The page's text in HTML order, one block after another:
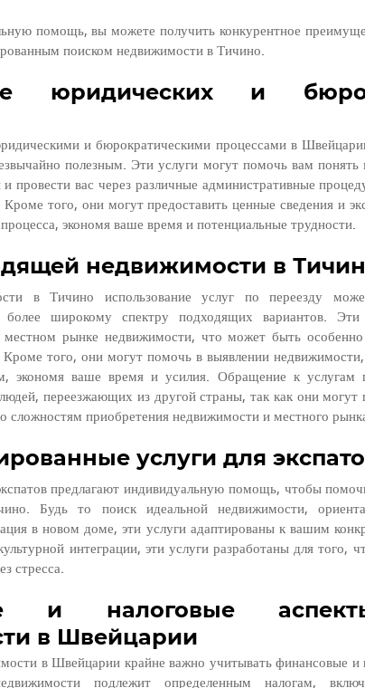
помощь, вы можете получить конкурентное
поиском недвижимости в Тичино.
юридических и
и бюрократическими процессами в
полезным. Эти услуги могут помочь вам
провести вас через различные административные
того, они могут предоставить ценные сведения и
экономя ваше время и потенциальные трудности.
недвижимости в
в Тичино использование услуг по переезду
более широкому спектру подходящих вариантов.
рынке недвижимости, что может быть
того, они могут помочь в выявлении
экономя ваше время и усилия. Обращение к
переезжающих из другой страны, так как они
сложностям приобретения недвижимости и местного
услуги для
предлагают индивидуальную помощь, чтобы
Будь то поиск идеальной недвижимости,
в новом доме, эти услуги адаптированы к вашим
интеграции, эти услуги разработаны для того,
стресса.
и налоговые
в Швейцарии
в Швейцарии крайне важно учитывать финансовые и
подлежит определенным налогам,